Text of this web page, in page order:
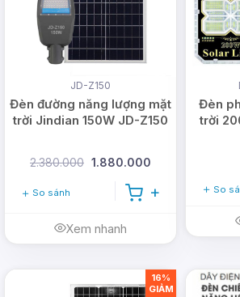
Thiết kế cứng cáp:
JD-Z150
Đèn đường năng lượng mặt
trời Jindian 150W JD-Z150
2.380.000 1.880.000
So sánh
Xem nhanh
Đèn
trời
So
16%
GIẢM